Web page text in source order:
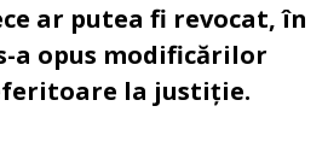
ar putea fi revocat, în
a opus modificărilor
la justiție.